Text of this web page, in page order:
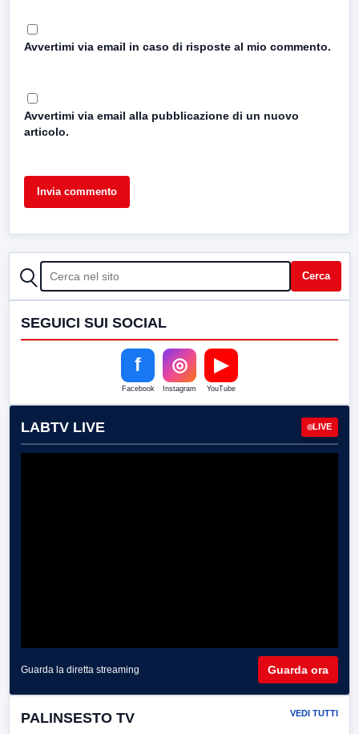
Avvertimi via email in caso di risposte al mio commento.
Avvertimi via email alla pubblicazione di un nuovo
articolo.
CERCA Cerca
SEGUICI SUI SOCIAL
f
Facebook
◎
Instagram
▶
YouTube
LABTV LIVE LIVE
Guarda la diretta streaming Guarda ora
PALINSESTO TV VEDI TUTTI